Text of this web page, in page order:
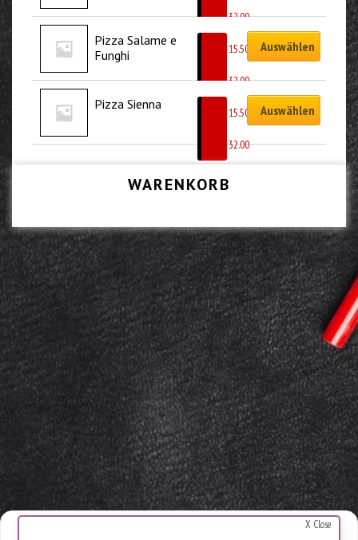
CHF32.00
Pizza Salame e
Funghi
15.50
CHF32.00
Auswählen
Pizza Sienna
15.50
32.00
Auswählen
WARENKORB
X Close